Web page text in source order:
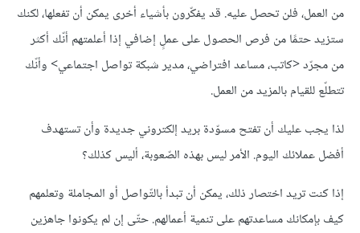
من العمل، فلن تحصل عليه. قد يفكّرون بأشياء أخرى يمكن أن تفعلها، لكنك
ستزيد حتمًا من فرص الحصول على عملٍ إضافي إذا أعلمتهم أنّك أكثر
من مجرّد <كاتب، مساعد افتراضي، مدير شبكة تواصل اجتماعي> وأنّك
تتطلّع للقيام بالمزيد من العمل.
لذا يجب عليك أن تفتح مسوّدة بريد إلكتروني جديدة وأن تستهدف
أفضل عملائك اليوم. الأمر ليس بهذه الصّعوبة، أليس كذلك؟
إذا كنت تريد اختصار ذلك، يمكن أن تبدأ بالتّواصل أو المجاملة وتعلمهم
كيف بإمكانك مساعدتهم على تنمية أعمالهم. حتّى إن لم يكونوا جاهزين